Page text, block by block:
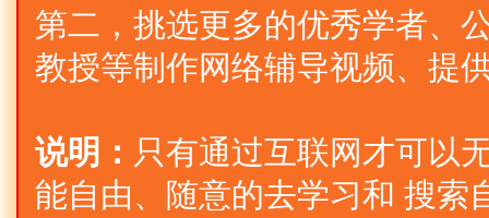
第二，挑选更多的优秀学者、
教授等制作网络辅导视频、提
说明： 只有通过互联网才可以
能自由、随意的去学习和 搜索